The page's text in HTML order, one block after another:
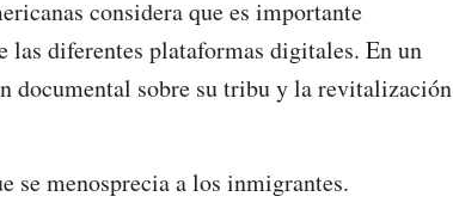
considera que es importante
las diferentes plataformas digitales. En un
documental sobre su tribu y la revitalización
se menosprecia a los inmigrantes.